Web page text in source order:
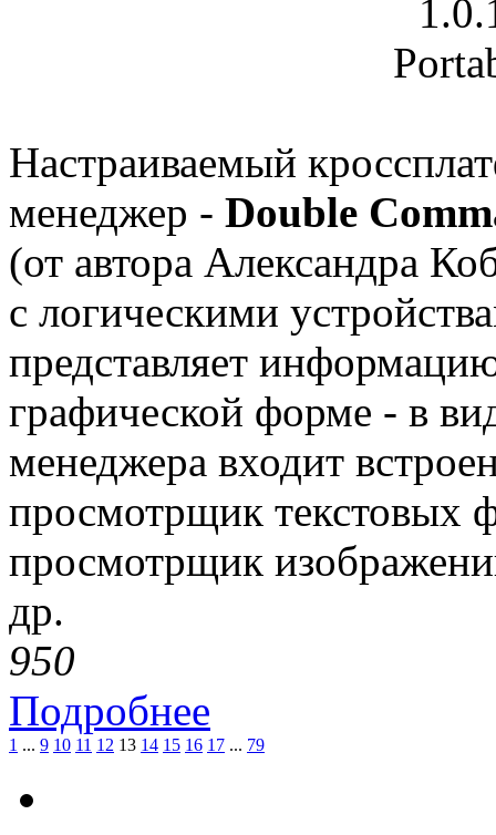
Настраиваемый
менеджер - Double
(от автора Александра
с логическими
представляет
графической форме - в
менеджера входит
просмотрщик текстовых
просмотрщик
др.
950
Подробнее
1 ... 9 10 11 12 13 14 15 16 17 ... 79